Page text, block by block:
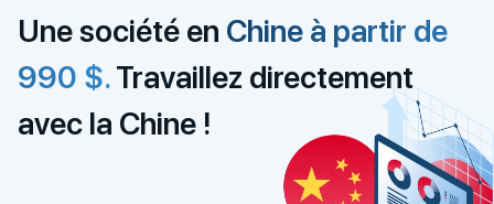
Une société en Chine à partir de
990 $.Travaillez directement
avec la Chine !